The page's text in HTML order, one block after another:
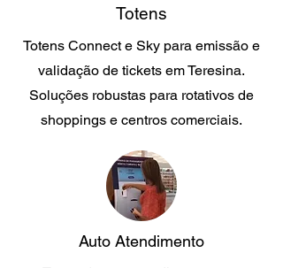
Totens
Totens Connect e Sky para emissão e
validação de tickets em Teresina.
Soluções robustas para rotativos de
shoppings e centros comerciais.
Auto Atendimento